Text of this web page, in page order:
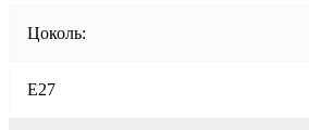
Цоколь:
E27